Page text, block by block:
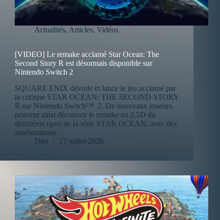
Actualités, Articles, Vidéos
[VIDEO] Le remake acclamé Star Ocean: The
Second Story R est désormais disponible sur
Nintendo Switch 2
SQUARE ENIX dévoile et lance le jeu acclamé par
la critique STAR OCEAN: THE SECOND STORY
R sur Nintendo Switch™ 2. De nouveaux joueurs
peuvent ainsi découvrir le remake en 2,5D du
deuxième opus de la série STAR OCEAN, avec des
améliorations…
Drei
17 juillet 2026